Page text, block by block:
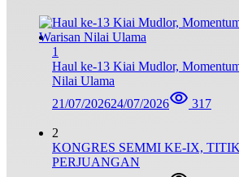
1
Haul ke-13 Kiai Mudlor,
Nilai Ulama
21/07/202624/07/2026 317
2
KONGRES SEMMI KE-IX,
PERJUANGAN